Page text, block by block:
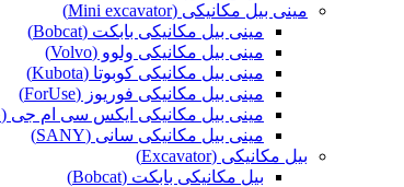
مینی بیل مکانیکی (Mini excavator)
مینی بیل مکانیکی بابکت (Bobcat)
مینی بیل مکانیکی ولوو (Volvo)
مینی بیل مکانیکی کوبوتا (Kubota)
مینی بیل مکانیکی فوریوز (ForUse)
مینی بیل مکانیکی ایکس سی ام جی (XCMG)
مینی بیل مکانیکی سانی (SANY)
بیل مکانیکی (Excavator)
بیل مکانیکی بابکت (Bobcat)